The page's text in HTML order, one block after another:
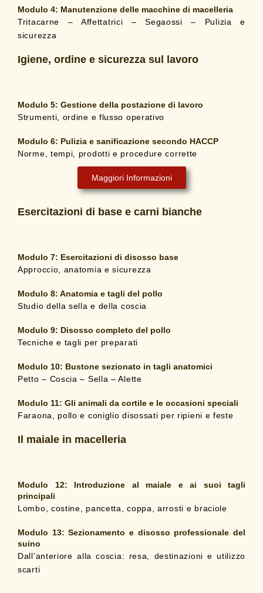
Modulo 4: Manutenzione delle macchine di macelleria
Tritacarne – Affettatrici – Segaossi – Pulizia e
sicurezza
Igiene, ordine e sicurezza sul lavoro
Modulo 5: Gestione della postazione di lavoro
Strumenti, ordine e flusso operativo
Modulo 6: Pulizia e sanificazione secondo HACCP
Norme, tempi, prodotti e procedure corrette
Maggiori Informazioni
Esercitazioni di base e carni bianche
Modulo 7: Esercitazioni di disosso base
Approccio, anatomia e sicurezza
Modulo 8: Anatomia e tagli del pollo
Studio della sella e della coscia
Modulo 9: Disosso completo del pollo
Tecniche e tagli per preparati
Modulo 10: Bustone sezionato in tagli anatomici
Petto – Coscia – Sella – Alette
Modulo 11: Gli animali da cortile e le occasioni speciali
Faraona, pollo e coniglio disossati per ripieni e feste
Il maiale in macelleria
Modulo 12: Introduzione al maiale e ai suoi tagli
principali
Lombo, costine, pancetta, coppa, arrosti e braciole
Modulo 13:Sezionamento e disosso professionale del
suino
Dall’anteriore alla coscia: resa, destinazioni e utilizzo
scarti